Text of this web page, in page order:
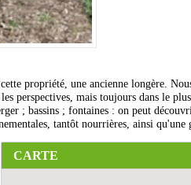
propriété, une ancienne longère.
perspectives, mais toujours dans le
; bassins ; fontaines : on peut
tantôt nourrières, ainsi qu'une
CARTE